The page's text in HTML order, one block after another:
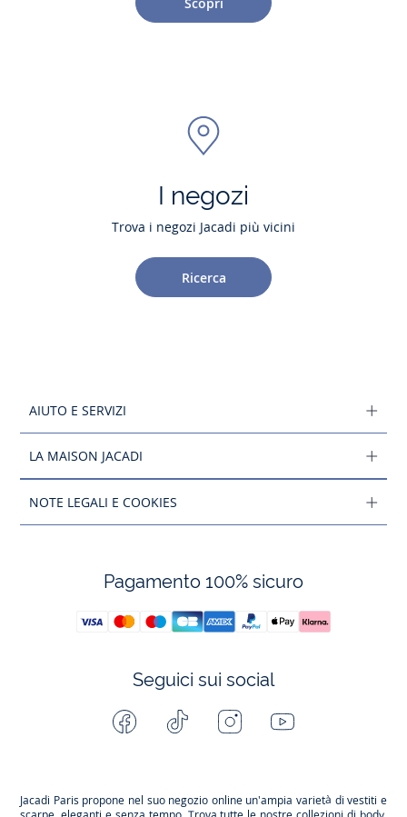
I negozi
Trova i negozi Jacadi più vicini
Ricerca
AIUTO E SERVIZI
LA MAISON JACADI
NOTE LEGALI E COOKIES
Pagamento 100% sicuro
Seguici sui social
Facebook Tiktok InstagramYoutube
Jacadi Paris propone nel suo negozio online un'ampia varietà di vestiti e